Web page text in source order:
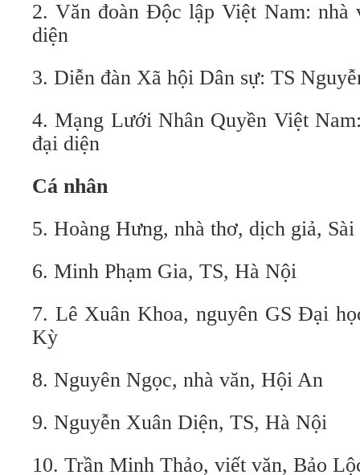
2. Văn đoàn Độc lập Việt Nam: nhà
diện
3. Diễn đàn Xã hội Dân sự: TS
4. Mạng Lưới Nhân Quyền Việt
đại diện
Cá nhân
5. Hoàng Hưng, nhà thơ, dịch giả, Sài
6. Minh Phạm Gia, TS, Hà Nội
7. Lê Xuân Khoa, nguyên GS Đại
Kỳ
8. Nguyên Ngọc, nhà văn, Hội An
9. Nguyễn Xuân Diện, TS, Hà Nội
10. Trần Minh Thảo, viết văn, Bảo